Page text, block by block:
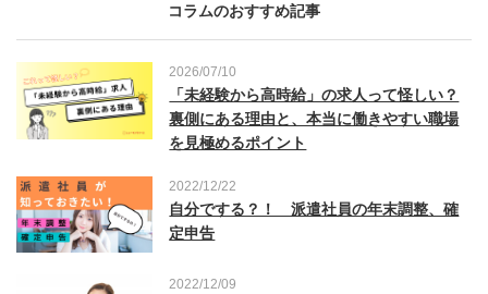
コラムのおすすめ記事
2026/07/10
「未経験から高時給」の求人って怪しい？
裏側にある理由と、本当に働きやすい職場
を見極めるポイント
2022/12/22
自分でする？！ 派遣社員の年末調整、確
定申告
2022/12/09